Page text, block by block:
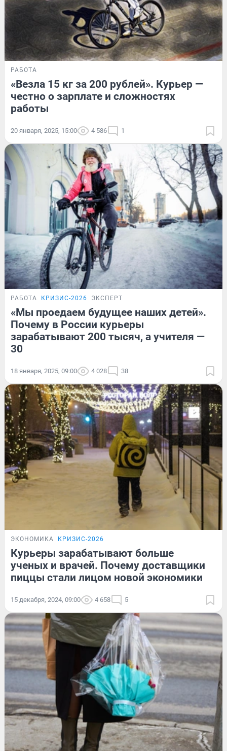
РАБОТА
«Везла 15 кг за 200 рублей». Курьер —
честно о зарплате и сложностях
работы
20 января, 2025, 15:00 4 586 1
РАБОТА КРИЗИС-2026 ЭКСПЕРТ
«Мы проедаем будущее наших детей».
Почему в России курьеры
зарабатывают 200 тысяч, а учителя —
30
18 января, 2025, 09:00 4 028 38
ЭКОНОМИКА КРИЗИС-2026
Курьеры зарабатывают больше
ученых и врачей. Почему доставщики
пиццы стали лицом новой экономики
15 декабря, 2024, 09:00 4 658 5